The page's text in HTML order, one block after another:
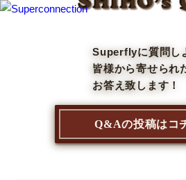
Superflyに質問し
皆様から寄せられ
お答え致します！
Q&Aの投稿はコ
SHIHO’s DIARY